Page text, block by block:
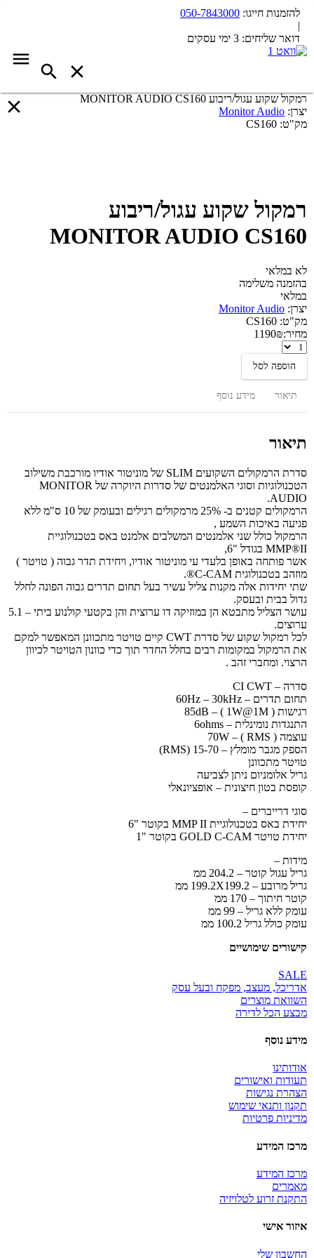
להזמנות חייגו: 050-7843000
|
דואר שליחים: 3 ימי עסקים
רמקול שקוע עגול/ריבוע MONITOR AUDIO CS160
יצרן: Monitor Audio
מק"ט: CS160
רמקול שקוע עגול/ריבוע
MONITOR AUDIO CS160
לא במלאי
בהזמנה משלימה
במלאי
יצרן: Monitor Audio
מק"ט: CS160
מחיר:
1190₪
רמקול
עגול/ריבוע
MONITOR
AUDIO
הוספה לסל
תיאור מידע נוסף
תיאור
סדרת הרמקולים השקועים SLIM של מוניטור אודיו מורכבת משילוב
הטכנולוגיות וסוגי האלמנטים של סדרות היוקרה של MONITOR
AUDIO.
הרמקולים קטנים ב- 25% מרמקולים רגילים ובעומק של 10 ס"מ ללא
פגיעה באיכות השמע ,
הרמקול כולל שני אלמנטים המשלבים אלמנט באס בטכנולוגיית
MMP®II בגודל "6,
אשר פותחה באופן בלעדי עי מוניטור אודיו, ויחידת תדר גבוה ( טויטר )
מוזהב בטכנולוגית C-CAM®.
שתי יחידות אלה מקנות צליל עשיר בעל תחום תדרים גבוה הפונה לחלל
גדול בבית ובעסק.
עושר הצליל מתבטא הן במוזיקה דו ערוצית והן בקטעי קולנוע ביתי – 5.1
ערוצים.
לכל רמקול שקוע של סדרת CWT קיים טויטר מתכוונן המאפשר למקם
את הרמקול במקומות רבים בחלל החדר תוך כדי כוונון הטויטר לכיוון
הרצוי. ומחברי זהב .
סדרה – CI CWT
תחום תדרים – 60Hz – 30kHz
רגישות ( 85dB – ( 1W@1M
התנגדות נומינלית – 6ohms
עוצמה ( 70W – ( RMS
הספק מגבר מומלץ – 15-70 (RMS)
טויטר מתכוונן
גריל אלומניום ניתן לצביעה
קופסת בטון חיצונית – אופציונאלי
סוגי דרייברים –
יחידת באס בטכנולוגיית MMP II בקוטר "6
יחידת טויטר GOLD C-CAM בקוטר "1
מידות –
גריל עגול קוטר – 204.2 ממ
גריל מרובע – 199.2X199.2 ממ
קוטר חיתוך – 170 ממ
עומק ללא גריל – 99 ממ
עומק כולל גריל 100.2 ממ
קישורים שימושיים
SALE
אדריכל, מעצב, מפקח ובעל עסק
השוואת מוצרים
מבצע הכל לדירה
מידע נוסף
אודותינו
תעודות ואישורים
הצהרת נגישות
תקנון ותנאי שימוש
מדיניות פרטיות
מרכז המידע
מרכז המידע
מאמרים
התקנת זרוע לטלויזיה
איזור אישי
החשבון שלי